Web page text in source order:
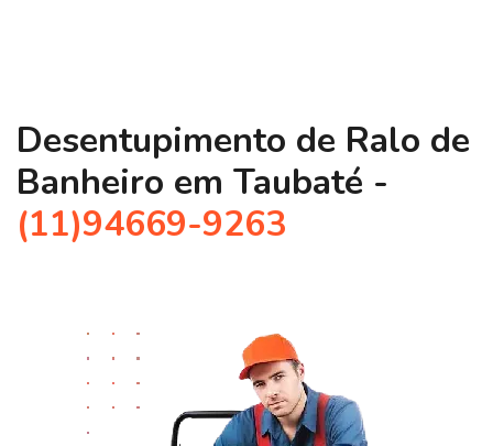
Desentupimento de Ralo de
Banheiro em Taubaté -
(11)94669-9263